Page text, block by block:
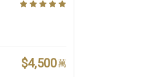
$4,500萬